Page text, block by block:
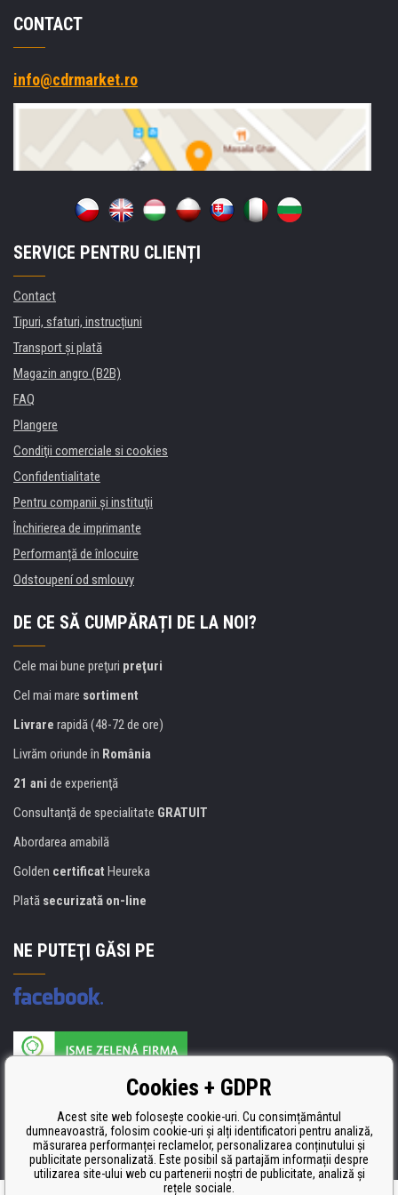
CONTACT
info@cdrmarket.ro
SERVICE PENTRU CLIENȚI
Contact
Tipuri, sfaturi, instrucțiuni
Transport şi plată
Magazin angro (B2B)
FAQ
Plangere
Condiţii comerciale si cookies
Confidentialitate
Pentru companii și instituţii
Închirierea de imprimante
Performanță de înlocuire
Odstoupení od smlouvy
DE CE SĂ CUMPĂRAȚI DE LA NOI?
Cele mai bune preţuri preţuri
Cel mai mare sortiment
Livrare rapidă (48-72 de ore)
Livrăm oriunde în România
21 ani de experienţă
Consultanţă de specialitate GRATUIT
Abordarea amabilă
Golden certificat Heureka
Plată securizată on-line
NE PUTEŢI GĂSI PE
Producătorul umpluturii de rezervă este certificat
ISO 9001, ISO 14001 şi STMC.Cookies + GDPR
Acest site web folosește cookie-uri. Cu consimțământul
dumneavoastră, folosim cookie-uri și alți identificatori pentru analiză,
măsurarea performanței reclamelor, personalizarea conținutului și
publicitate personalizată. Este posibil să partajăm informații despre
utilizarea site-ului web cu partenerii noștri de publicitate, analiză și
rețele sociale.